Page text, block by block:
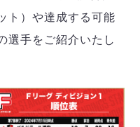
ト）や達成する可能
選手をご紹介いたし